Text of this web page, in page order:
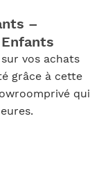
–
vos achats
grâce à cette
qui